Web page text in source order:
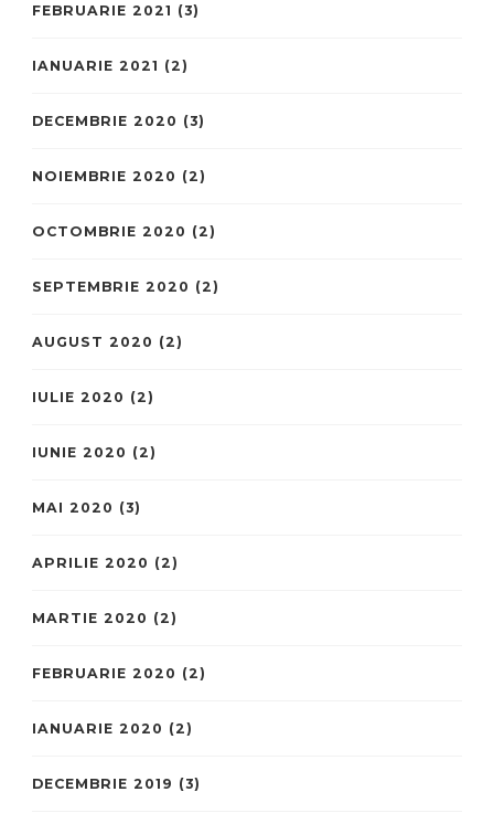
FEBRUARIE 2021 (3)
IANUARIE 2021 (2)
DECEMBRIE 2020 (3)
NOIEMBRIE 2020 (2)
OCTOMBRIE 2020 (2)
SEPTEMBRIE 2020 (2)
AUGUST 2020 (2)
IULIE 2020 (2)
IUNIE 2020 (2)
MAI 2020 (3)
APRILIE 2020 (2)
MARTIE 2020 (2)
FEBRUARIE 2020 (2)
IANUARIE 2020 (2)
DECEMBRIE 2019 (3)